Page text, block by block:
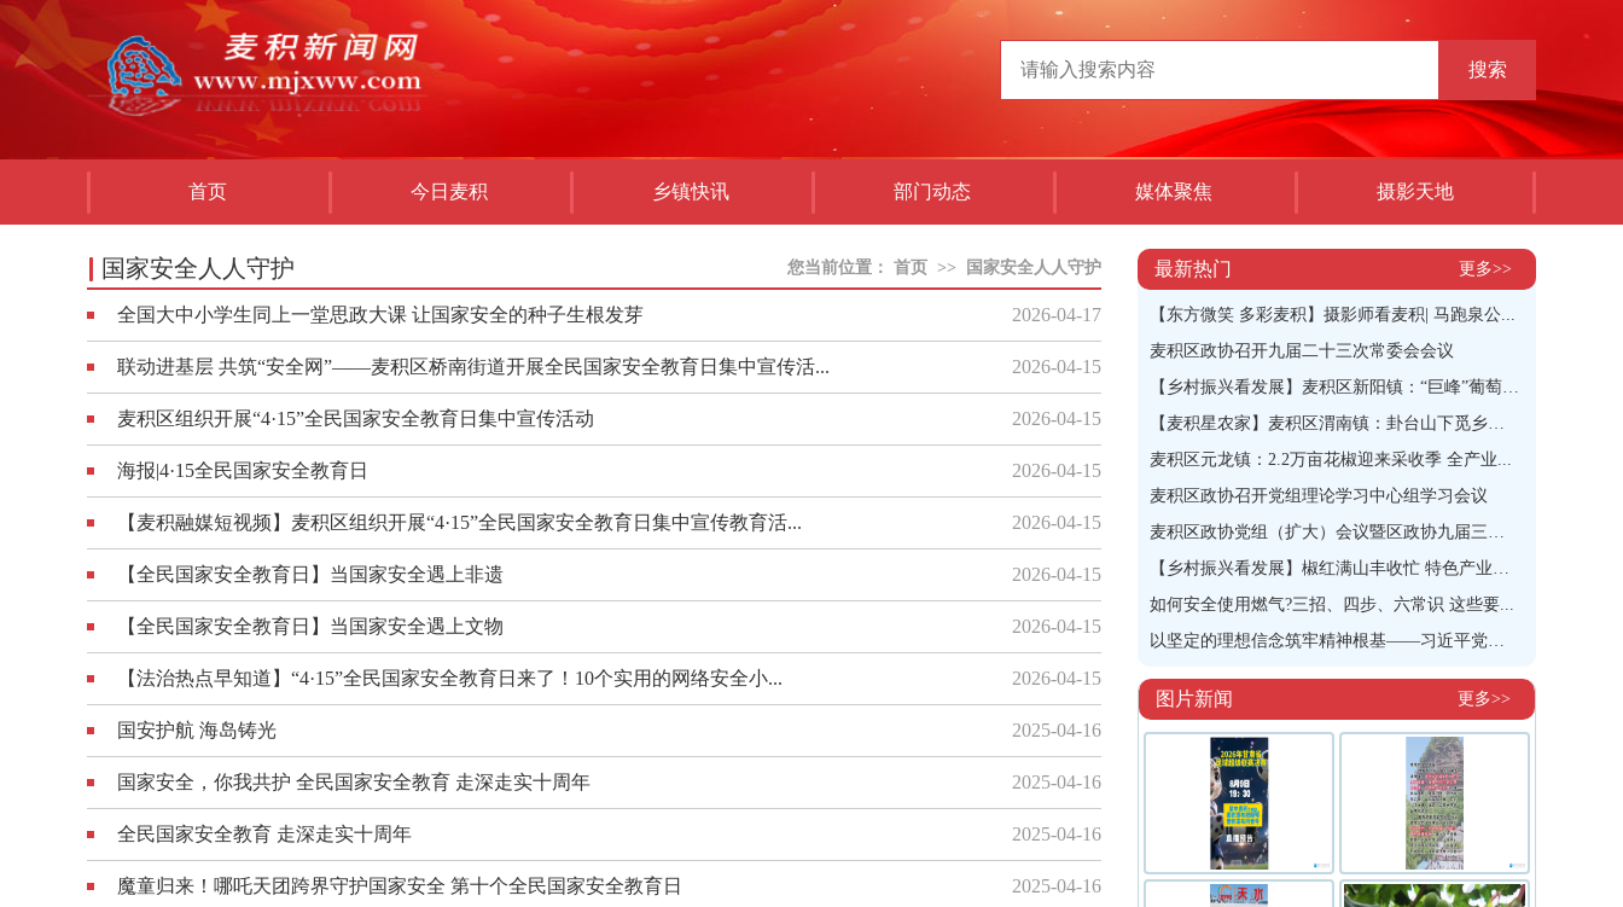
搜索
首页 今日麦积 乡镇快讯 部门动态 媒体聚焦 摄影天地
国家安全人人守护 您当前位置： 首页 >> 国家安全人人守护
全国大中小学生同上一堂思政大课 让国家安全的种子生根发芽 2026-04-17
联动进基层 共筑“安全网”——麦积区桥南街道开展全民国家安全教育日集中宣传活... 2026-04-15
麦积区组织开展“4·15”全民国家安全教育日集中宣传活动 2026-04-15
海报|4·15全民国家安全教育日 2026-04-15
【麦积融媒短视频】麦积区组织开展“4·15”全民国家安全教育日集中宣传教育活... 2026-04-15
【全民国家安全教育日】当国家安全遇上非遗 2026-04-15
【全民国家安全教育日】当国家安全遇上文物 2026-04-15
【法治热点早知道】“4·15”全民国家安全教育日来了！10个实用的网络安全小... 2026-04-15
国安护航 海岛铸光 2025-04-16
国家安全，你我共护 全民国家安全教育 走深走实十周年 2025-04-16
全民国家安全教育 走深走实十周年 2025-04-16
魔童归来！哪吒天团跨界守护国家安全 第十个全民国家安全教育日 2025-04-16
最新热门 更多>>
【东方微笑 多彩麦积】摄影师看麦积| 马跑泉公...
麦积区政协召开九届二十三次常委会会议
【乡村振兴看发展】麦积区新阳镇：“巨峰”葡萄即...
【麦积星农家】麦积区渭南镇：卦台山下觅乡味 田...
麦积区元龙镇：2.2万亩花椒迎来采收季 全产业...
麦积区政协召开党组理论学习中心组学习会议
麦积区政协党组（扩大）会议暨区政协九届三十八次...
【乡村振兴看发展】椒红满山丰收忙 特色产业富农...
如何安全使用燃气?三招、四步、六常识 这些要...
以坚定的理想信念筑牢精神根基——习近平党建思想...
图片新闻 更多>>